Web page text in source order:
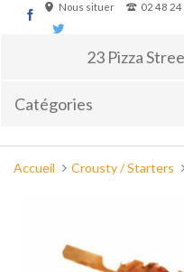
Nous situer 02 48 24
23 Pizza
Catégories
Vous
Accueil Crousty / Starters